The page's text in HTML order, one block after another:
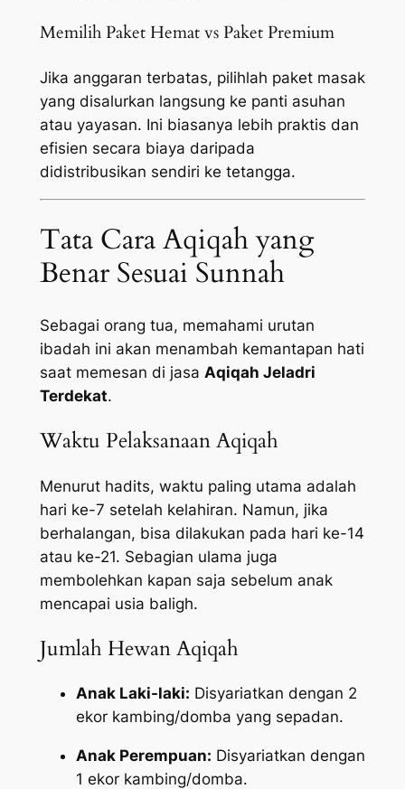
Memilih Paket Hemat vs Paket Premium
Jika anggaran terbatas, pilihlah paket masak
yang disalurkan langsung ke panti asuhan
atau yayasan. Ini biasanya lebih praktis dan
efisien secara biaya daripada
didistribusikan sendiri ke tetangga.
Tata Cara Aqiqah yang
Benar Sesuai Sunnah
Sebagai orang tua, memahami urutan
ibadah ini akan menambah kemantapan hati
saat memesan di jasa Aqiqah Jeladri
Terdekat.
Waktu Pelaksanaan Aqiqah
Menurut hadits, waktu paling utama adalah
hari ke-7 setelah kelahiran. Namun, jika
berhalangan, bisa dilakukan pada hari ke-14
atau ke-21. Sebagian ulama juga
membolehkan kapan saja sebelum anak
mencapai usia baligh.
Jumlah Hewan Aqiqah
Anak Laki-laki: Disyariatkan dengan 2
ekor kambing/domba yang sepadan.
Anak Perempuan: Disyariatkan dengan
1 ekor kambing/domba.